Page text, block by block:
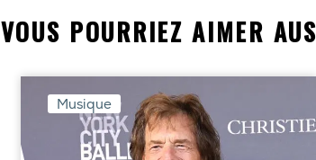
VOUS POURRIEZ AIMER
Musique